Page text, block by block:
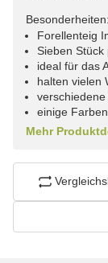
Besonderheiten:
Forellenteig
Sieben Stück
ideal für das
halten vielen
einige
Mehr